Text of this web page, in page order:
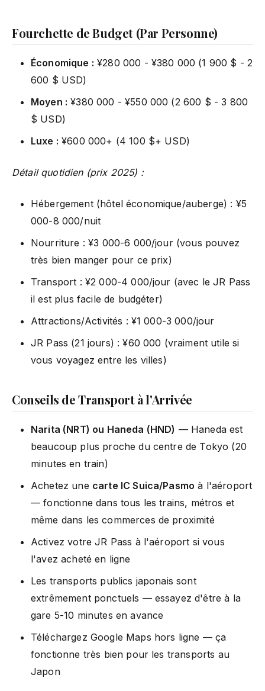
Fourchette de Budget (Par Personne)
Économique : ¥280 000 - ¥380 000 (1 900 $ - 2
600 $ USD)
Moyen : ¥380 000 - ¥550 000 (2 600 $ - 3 800
$ USD)
Luxe : ¥600 000+ (4 100 $+ USD)
Détail quotidien (prix 2025) :
Hébergement (hôtel économique/auberge) : ¥5
000-8 000/nuit
Nourriture : ¥3 000-6 000/jour (vous pouvez
très bien manger pour ce prix)
Transport : ¥2 000-4 000/jour (avec le JR Pass
il est plus facile de budgéter)
Attractions/Activités : ¥1 000-3 000/jour
JR Pass (21 jours) : ¥60 000 (vraiment utile si
vous voyagez entre les villes)
Conseils de Transport à l'Arrivée
Narita (NRT) ou Haneda (HND) — Haneda est
beaucoup plus proche du centre de Tokyo (20
minutes en train)
Achetez une carte IC Suica/Pasmo à l'aéroport
— fonctionne dans tous les trains, métros et
même dans les commerces de proximité
Activez votre JR Pass à l'aéroport si vous
l'avez acheté en ligne
Les transports publics japonais sont
extrêmement ponctuels — essayez d'être à la
gare 5-10 minutes en avance
Téléchargez Google Maps hors ligne — ça
fonctionne très bien pour les transports au
Japon